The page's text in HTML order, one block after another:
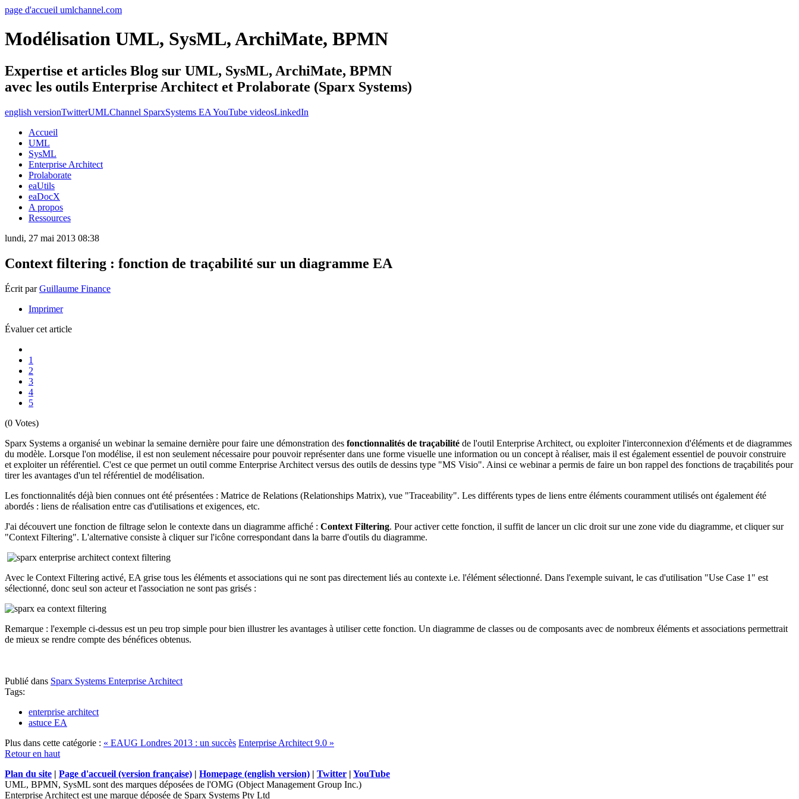
page d'accueil umlchannel.com
Modélisation UML, SysML, ArchiMate, BPMN
Expertise et articles Blog sur UML, SysML, ArchiMate, BPMN
avec les outils Enterprise Architect et Prolaborate (Sparx Systems)
english versionTwitterUMLChannel SparxSystems EA YouTube videosLinkedIn
Accueil
UML
SysML
Enterprise Architect
Prolaborate
eaUtils
eaDocX
A propos
Ressources
lundi, 27 mai 2013 08:38
Context filtering : fonction de traçabilité sur un diagramme EA
Écrit parGuillaume Finance
Imprimer
Évaluer cet article
1
2
3
4
5
(0 Votes)
Sparx Systems a organisé un webinar la semaine dernière pour faire une démonstration des fonctionnalités de traçabilité de l'outil Enterprise Architect, ou exploiter l'interconnexion d'éléments et de diagrammes
du modèle. Lorsque l'on modélise, il est non seulement nécessaire pour pouvoir représenter dans une forme visuelle une information ou un concept à réaliser, mais il est également essentiel de pouvoir construire
et exploiter un référentiel. C'est ce que permet un outil comme Enterprise Architect versus des outils de dessins type "MS Visio". Ainsi ce webinar a permis de faire un bon rappel des fonctions de traçabilités pour
tirer les avantages d'un tel référentiel de modélisation.
Les fonctionnalités déjà bien connues ont été présentées : Matrice de Relations (Relationships Matrix), vue "Traceability". Les différents types de liens entre éléments couramment utilisés ont également été
abordés : liens de réalisation entre cas d'utilisations et exigences, etc.
J'ai découvert une fonction de filtrage selon le contexte dans un diagramme affiché : Context Filtering. Pour activer cette fonction, il suffit de lancer un clic droit sur une zone vide du diagramme, et cliquer sur
"Context Filtering". L'alternative consiste à cliquer sur l'icône correspondant dans la barre d'outils du diagramme.
Avec le Context Filtering activé, EA grise tous les éléments et associations qui ne sont pas directement liés au contexte i.e. l'élément sélectionné. Dans l'exemple suivant, le cas d'utilisation "Use Case 1" est
sélectionné, donc seul son acteur et l'association ne sont pas grisés :
Remarque : l'exemple ci-dessus est un peu trop simple pour bien illustrer les avantages à utiliser cette fonction. Un diagramme de classes ou de composants avec de nombreux éléments et associations permettrait
de mieux se rendre compte des bénéfices obtenus.
Publié dans Sparx Systems Enterprise Architect
Tags:
enterprise architect
astuce EA
Plus dans cette catégorie : « EAUG Londres 2013 : un succès Enterprise Architect 9.0 »
Retour en haut
Plan du site | Page d'accueil (version française) | Homepage (english version) | Twitter | YouTube
UML, BPMN, SysML sont des marques déposées de l'OMG (Object Management Group Inc.)
Enterprise Architect est une marque déposée de Sparx Systems Pty Ltd